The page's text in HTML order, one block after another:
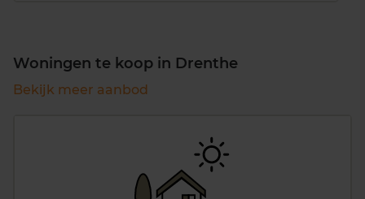
Woningen te koop in Drenthe
Bekijk meer aanbod